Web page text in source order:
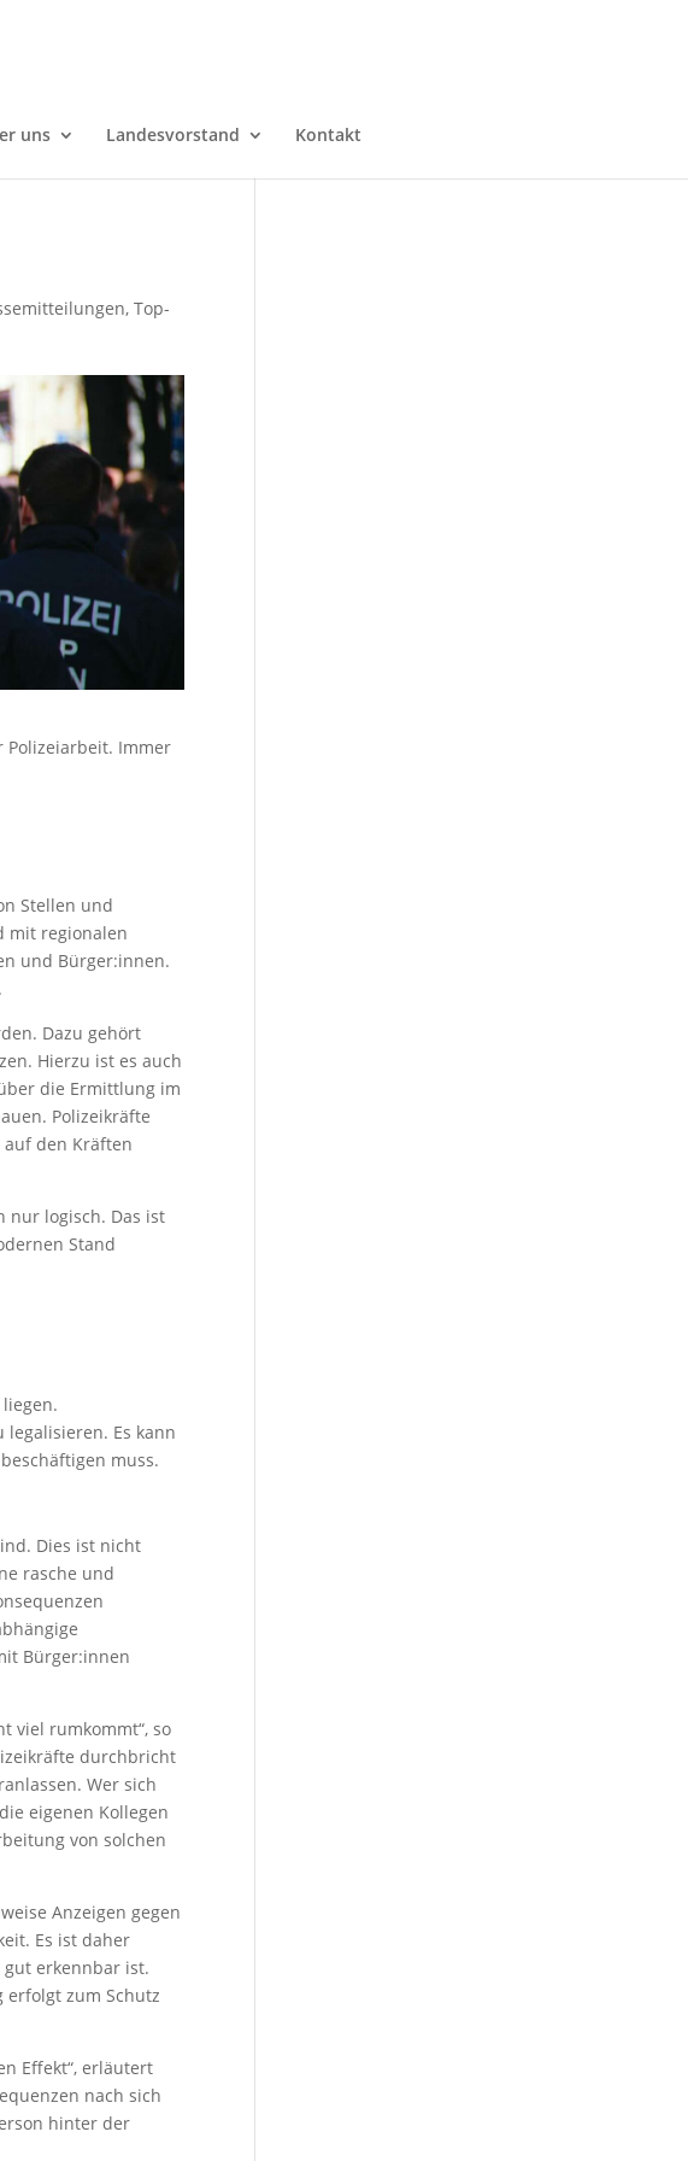
uns Landesvorstand Kontakt
,Top-
Immer
Stellen und
mit regionalen
und Bürger:innen.
Dazu gehört
Hierzu ist es auch
die Ermittlung im
Polizeikräfte
den Kräften
nur logisch. Das ist
Stand
Es kann
muss.
Dies ist nicht
rasche und
Bürger:innen
viel rumkommt“, so
durchbricht
Wer sich
eigenen Kollegen
von solchen
Anzeigen gegen
Es ist daher
erkennbar ist.
erfolgt zum Schutz
Effekt“, erläutert
nach sich
hinter der